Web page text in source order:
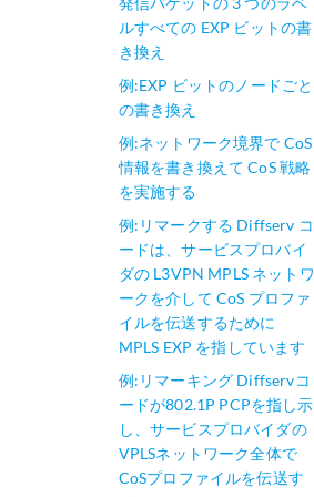
ルすべての EXP ビットの書
き換え
例:EXP ビットのノードごと
の書き換え
例:ネットワーク境界で CoS
情報を書き換えて CoS 戦略
を実施する
例:リマークする Diffserv コ
ードは、サービスプロバイ
ダの L3VPN MPLS ネットワ
ークを介して CoS プロファ
イルを伝送するために
MPLS EXP を指しています
例:リマーキング Diffservコ
ードが802.1P PCPを指し示
し、サービスプロバイダの
VPLSネットワーク全体で
CoSプロファイルを伝送す